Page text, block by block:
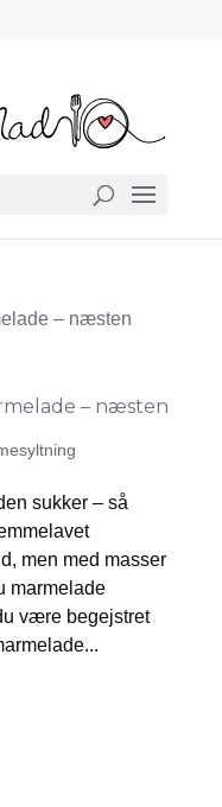
– næsten
sukker – så
men med masser
marmelade
være begejstret